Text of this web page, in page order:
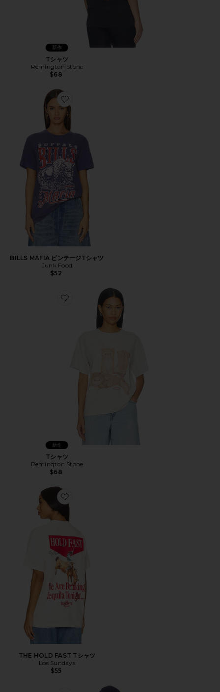
新作
Tシャツ
Remington Stone
$68
Favorite BILLS MAFIA ビンテージTシャツ
BILLS MAFIA ビンテージTシャツ
Junk Food
$52
Favorite Tシャツ
新作
Tシャツ
Remington Stone
$68
Favorite THE HOLD FAST Tシャツ
THE HOLD FAST Tシャツ
Los Sundays
$55